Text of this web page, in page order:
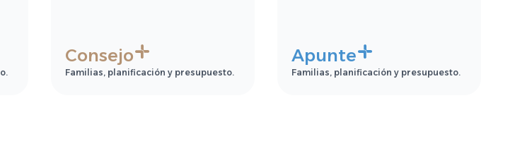
Consejo
Familias, planificación y presupuesto.
Apunte
Familias, planificación y presupuesto.